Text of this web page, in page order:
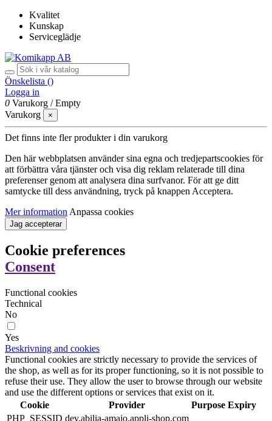
Kvalitet
Kunskap
Serviceglädje
Önskelista ()
Logga in
0 Varukorg /Empty
Varukorg
×
Det finns inte fler produkter i din varukorg
Den här webbplatsen använder sina egna och tredjepartscookies för
att förbättra våra tjänster och visa dig reklam relaterade till dina
preferenser genom att analysera dina surfvanor. För att ge ditt
samtycke till dess användning, tryck på knappen Acceptera.
Mer information Anpassa cookies
Jag accepterar
Cookie preferences
Consent
Functional cookies
Technical
No
Yes
Beskrivning and cookies
Functional cookies are strictly necessary to provide the services of
the shop, as well as for its proper functioning, so it is not possible to
refuse their use. They allow the user to browse through our website
and use the different options or services that exist on it.
Cookie
Provider Purpose Expiry
PHP_SESSID dev.abilia-amajo.appli-shop.com